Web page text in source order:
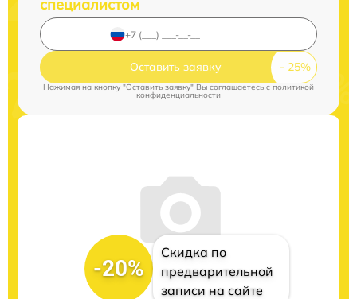
специалистом
Оставить заявку
Нажимая на кнопку "Оставить заявку" Вы соглашаетесь cполитикой
конфиденциальности
-20%
Скидка по
предварительной
записи на сайте